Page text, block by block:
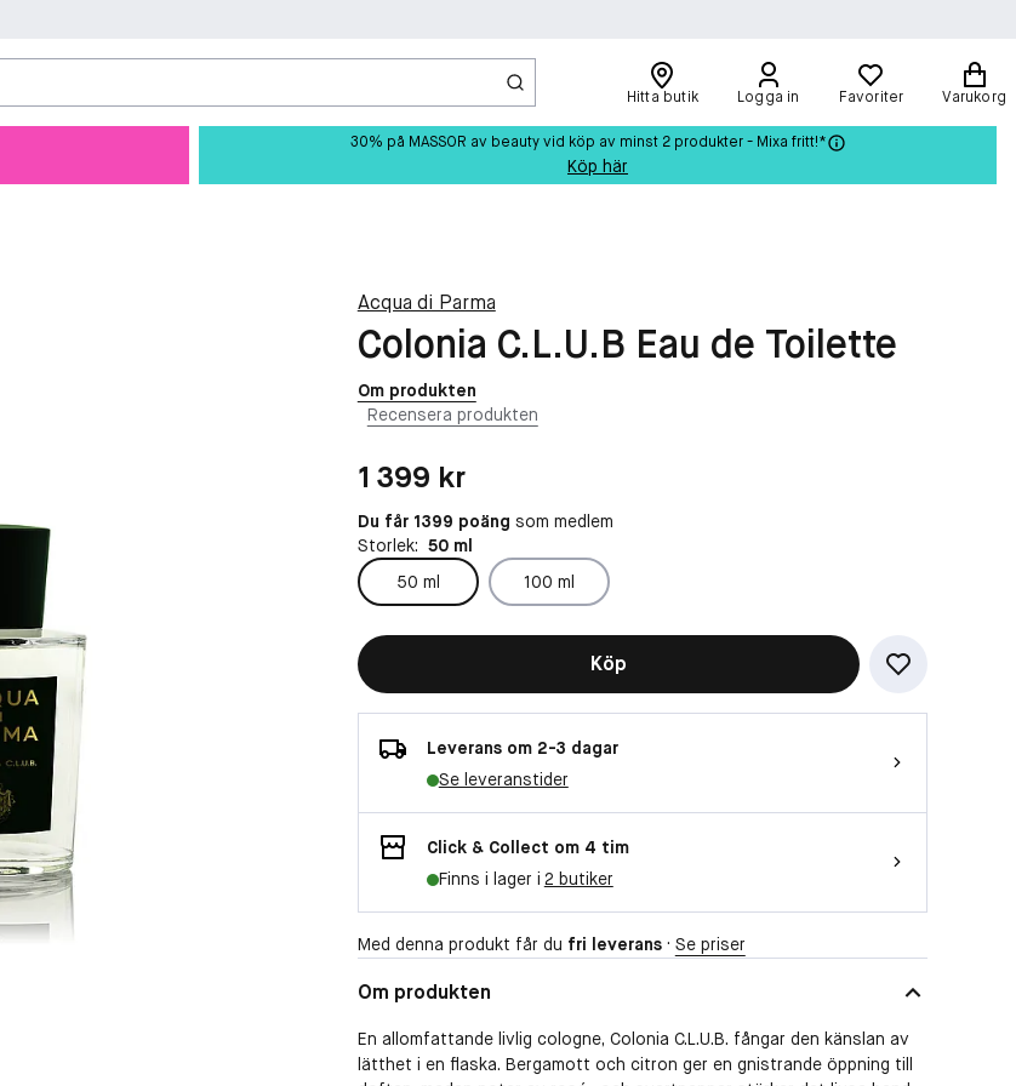
Hitta butik Logga in Favoriter Varukorg
30% på MASSOR av beauty vid köp av minst 2 produkter - Mixa fritt!*
Köp här
Acqua di Parma
Colonia C.L.U.B Eau de Toilette
Om produkten
Recensera produkten
Storlek: 50 ml
50 ml
100 ml
Pris: 1 399 kr
1 399 kr
Du får 1399 poäng som medlem
Köp
Leverans om 2-3 dagar
Se leveranstider
Click & Collect om 4 tim
Finns i lager i 2 butiker
Med denna produkt får du fri leverans· Se priser
Om produkten
En allomfattande livlig cologne, Colonia C.L.U.B. fångar den känslan av
lätthet i en flaska. Bergamott och citron ger en gnistrande öppning till